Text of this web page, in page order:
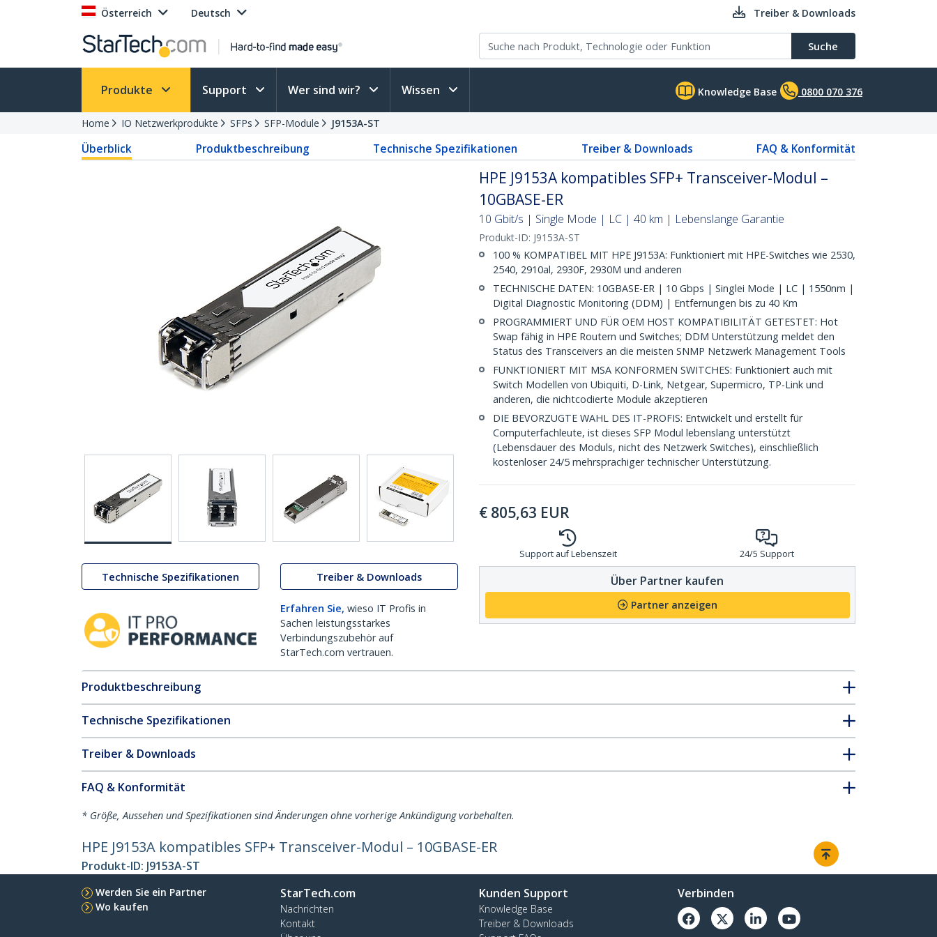
Österreich Deutsch Treiber & Downloads
Suche
Produkte Support Wer sind wir? Wissen Knowledge Base 0800 070 376
Home IO Netzwerkprodukte SFPs SFP-Module J9153A-ST
Überblick Produktbeschreibung Technische Spezifikationen Treiber & Downloads FAQ & Konformität
Technische Spezifikationen Treiber & Downloads
Erfahren Sie, wieso IT Profis in
Sachen leistungsstarkes
Verbindungszubehör auf
StarTech.com vertrauen.
HPE J9153A kompatibles SFP+ Transceiver-Modul –
10GBASE-ER
10 Gbit/s | Single Mode | LC | 40 km | Lebenslange Garantie
Produkt-ID: J9153A-ST
100 % KOMPATIBEL MIT HPE J9153A: Funktioniert mit HPE-Switches wie 2530,
2540, 2910al, 2930F, 2930M und anderen
TECHNISCHE DATEN: 10GBASE-ER | 10 Gbps | Singlei Mode | LC | 1550nm |
Digital Diagnostic Monitoring (DDM) | Entfernungen bis zu 40 Km
PROGRAMMIERT UND FÜR OEM HOST KOMPATIBILITÄT GETESTET: Hot
Swap fähig in HPE Routern und Switches; DDM Unterstützung meldet den
Status des Transceivers an die meisten SNMP Netzwerk Management Tools
FUNKTIONIERT MIT MSA KONFORMEN SWITCHES: Funktioniert auch mit
Switch Modellen von Ubiquiti, D-Link, Netgear, Supermicro, TP-Link und
anderen, die nichtcodierte Module akzeptieren
DIE BEVORZUGTE WAHL DES IT-PROFIS: Entwickelt und erstellt für
Computerfachleute, ist dieses SFP Modul lebenslang unterstützt
(Lebensdauer des Moduls, nicht des Netzwerk Switches), einschließlich
kostenloser 24/5 mehrsprachiger technischer Unterstützung.
€ 805,63 EUR
Support auf Lebenszeit 24/5 Support
Über Partner kaufen
Partner anzeigen
Produktbeschreibung
Technische Spezifikationen
Treiber & Downloads
FAQ & Konformität
* Größe, Aussehen und Spezifikationen sind Änderungen ohne vorherige Ankündigung vorbehalten.
HPE J9153A kompatibles SFP+ Transceiver-Modul – 10GBASE-ER
Produkt-ID: J9153A-ST
Werden Sie ein Partner
Wo kaufen
StarTech.com
Nachrichten
Kontakt
Kunden Support
Knowledge Base
Treiber & Downloads
Verbinden